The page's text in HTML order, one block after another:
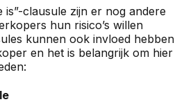
is”-clausule zijn er nog andere
hun risico’s willen
kunnen ook invloed hebben
en het is belangrijk om hier